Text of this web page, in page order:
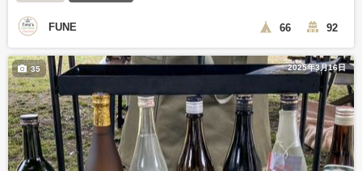
FUNE 66 92
2025年3月16日
35